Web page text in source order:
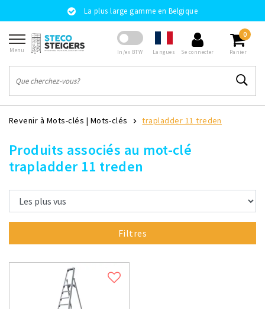
La plus large gamme en Belgique
Menu In/ex BTW Langues Se connecter
0
Panier
Revenir à Mots-clés | Mots-clés trapladder 11 treden
Produits associés au mot-clé
trapladder 11 treden
Filtres